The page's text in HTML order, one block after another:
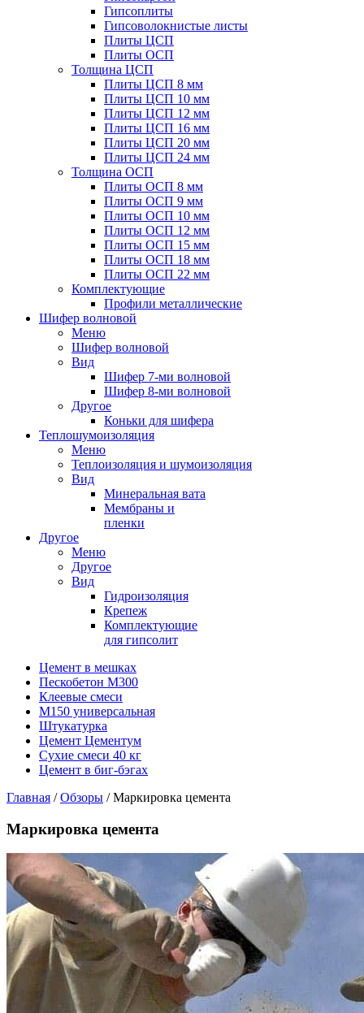
Гипсоплиты
Гипсоволокнистые листы
Плиты ЦСП
Плиты ОСП
Толщина ЦСП
Плиты ЦСП 8 мм
Плиты ЦСП 10 мм
Плиты ЦСП 12 мм
Плиты ЦСП 16 мм
Плиты ЦСП 20 мм
Плиты ЦСП 24 мм
Толщина ОСП
Плиты ОСП 8 мм
Плиты ОСП 9 мм
Плиты ОСП 10 мм
Плиты ОСП 12 мм
Плиты ОСП 15 мм
Плиты ОСП 18 мм
Плиты ОСП 22 мм
Комплектующие
Профили металлические
Шифер волновой
Меню
Шифер волновой
Вид
Шифер 7-ми волновой
Шифер 8-ми волновой
Другое
Коньки для шифера
Теплошумоизоляция
Меню
Теплоизоляция и шумоизоляция
Вид
Минеральная вата
Мембраны и
пленки
Другое
Меню
Другое
Вид
Гидроизоляция
Крепеж
Комплектующие
для гипсолит
Цемент в мешках
Пескобетон М300
Клеевые смеси
М150 универсальная
Штукатурка
Цемент Цементум
Сухие смеси 40 кг
Цемент в биг-бэгах
Главная /Обзоры / Маркировка цемента
Маркировка цемента